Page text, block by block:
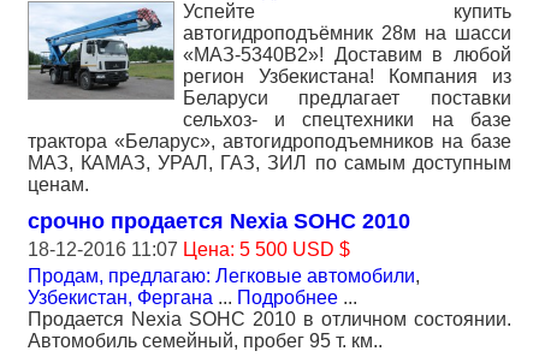
Успейте купить
автогидроподъёмник 28м на шасси
«МАЗ-5340В2»! Доставим в любой
регион Узбекистана! Компания из
Беларуси предлагает поставки
сельхоз- и спецтехники на базе
трактора «Беларус», автогидроподъемников на базе
МАЗ, КАМАЗ, УРАЛ, ГАЗ, ЗИЛ по самым доступным
ценам.
срочно продается Nexia SOHC 2010
18-12-2016 11:07 Цена: 5 500 USD $
Продам, предлагаю: Легковые автомобили,
Узбекистан, Фергана ... Подробнее ...
Продается Nexia SOHC 2010 в отличном состоянии.
Автомобиль семейный, пробег 95 т. км..